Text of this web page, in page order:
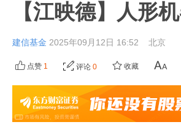
【江映德】人形
建信基金 2025年09月12日 16:52 北京
点赞 1 评论 0 收藏